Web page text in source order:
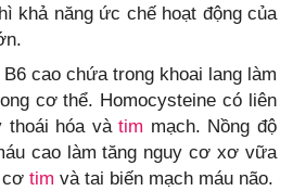
khả năng ức chế hoạt động của
cao chứa trong khoai lang làm
cơ thể. Homocysteine có liên
thoái hóa vàtim mạch. Nồng độ
cao làm tăng nguy cơ xơ vữa
cơ tim và tai biến mạch máu não.